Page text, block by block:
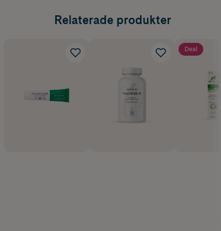
Relaterade produkter
Deal